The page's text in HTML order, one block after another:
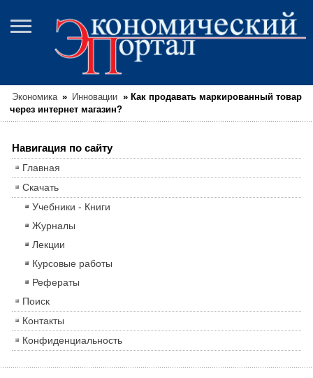
Экономика » Инновации » Как продавать маркированный товар
через интернет магазин?
Навигация по сайту
Главная
Скачать
Учебники - Книги
Журналы
Лекции
Курсовые работы
Рефераты
Поиск
Контакты
Конфиденциальность